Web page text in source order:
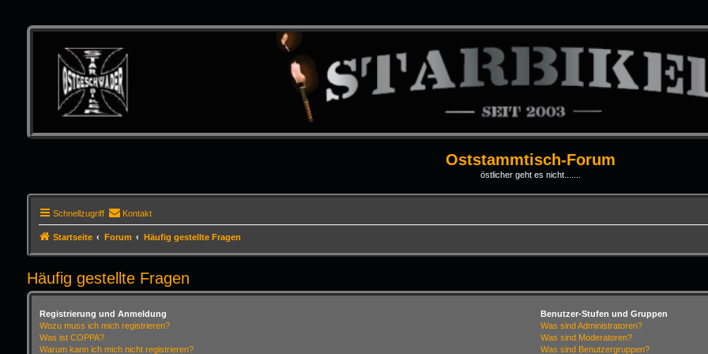
Oststammtisch-Forum
östlicher geht es nicht.......
Schnellzugriff Kontakt
Startseite Forum Häufig gestellte Fragen
Häufig gestellte Fragen
Registrierung und Anmeldung
Wozu muss ich mich registrieren?
Was ist COPPA?
Warum kann ich mich nicht registrieren?
Benutzer-Stufen und Gruppen
Was sind Administratoren?
Was sind Moderatoren?
Was sind Benutzergruppen?